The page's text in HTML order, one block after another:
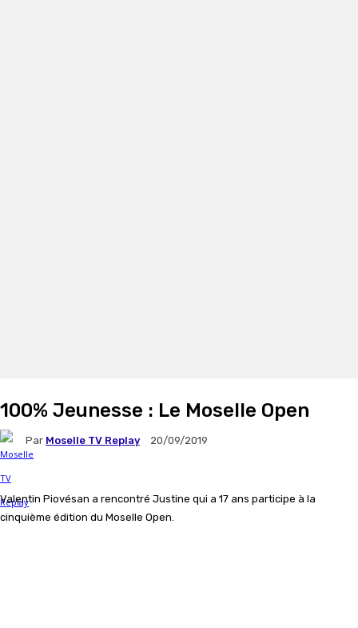
100% Jeunesse : Le Moselle Open
Par Moselle TV Replay 20/09/2019
Valentin Piovésan a rencontré Justine qui a 17 ans participe à la
cinquième édition du Moselle Open.